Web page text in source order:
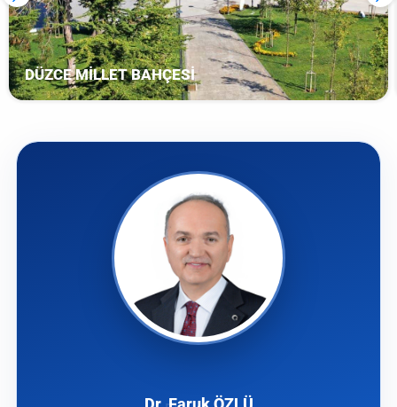
DÜZCE MİLLET BAHÇESİ